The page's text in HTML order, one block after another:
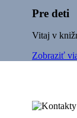
Pre deti
Vitaj v
Zobraziť